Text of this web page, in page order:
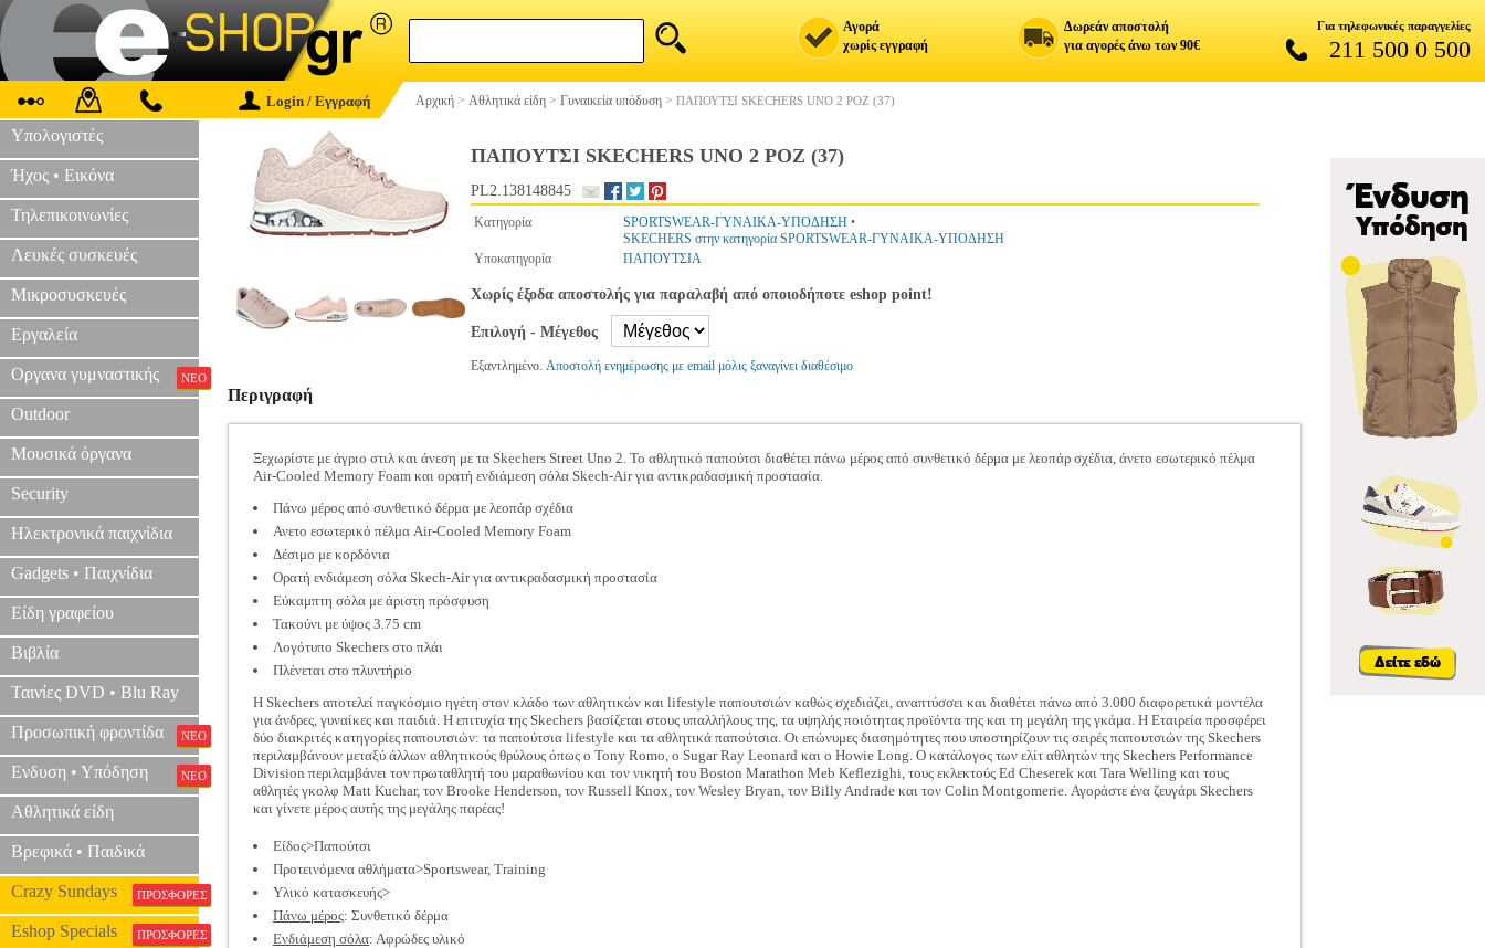
Αγορά
χωρίς εγγραφή
Δωρεάν αποστολή
για αγορές άνω των 90€
Για τηλεφωνικές παραγγελίες
211 500 0 500
Login / Εγγραφή Αρχική > Αθλητικά είδη > Γυναικεία υπόδυση > ΠΑΠΟΥΤΣΙ SKECHERS UNO 2 ΡΟΖ (37)
Υπολογιστές
Ήχος • Εικόνα
Τηλεπικοινωνίες
Λευκές συσκευές
Μικροσυσκευές
Εργαλεία
Οργανα γυμναστικής ΝΕΟ
Outdoor
Μουσικά όργανα
Security
Ηλεκτρονικά παιχνίδια
Gadgets • Παιχνίδια
Είδη γραφείου
Βιβλία
Ταινίες DVD • Blu Ray
Προσωπική φροντίδα ΝΕΟ
Ενδυση • Υπόδηση ΝΕΟ
Αθλητικά είδη
Βρεφικά • Παιδικά
Crazy Sundays ΠΡΟΣΦΟΡΕΣ
Eshop Specials ΠΡΟΣΦΟΡΕΣ
ΠΑΠΟΥΤΣΙ SKECHERS UNO 2 ΡΟΖ (37)
PL2.138148845
Κατηγορία SPORTSWEAR-ΓΥΝΑΙΚΑ-ΥΠΟΔΗΣΗ •
SKECHERS στην κατηγορία SPORTSWEAR-ΓΥΝΑΙΚΑ-ΥΠΟΔΗΣΗ
Υποκατηγορία
ΠΑΠΟΥΤΣΙΑ
Χωρίς έξοδα αποστολής για παραλαβή από οποιοδήποτε eshop point!
Επιλογή - Μέγεθος
Εξαντλημένο. Αποστολή ενημέρωσης με email μόλις ξαναγίνει διαθέσιμο
Περιγραφή
Ξεχωρίστε με άγριο στιλ και άνεση με τα Skechers Street Uno 2. Το αθλητικό παπούτσι διαθέτει πάνω μέρος από συνθετικό δέρμα με λεοπάρ σχέδια, άνετο εσωτερικό πέλμα
Air-Cooled Memory Foam και ορατή ενδιάμεση σόλα Skech-Air για αντικραδασμική προστασία.
Πάνω μέρος από συνθετικό δέρμα με λεοπάρ σχέδια
Ανετο εσωτερικό πέλμα Air-Cooled Memory Foam
Δέσιμο με κορδόνια
Ορατή ενδιάμεση σόλα Skech-Air για αντικραδασμική προστασία
Εύκαμπτη σόλα με άριστη πρόσφυση
Τακούνι με ύψος 3.75 cm
Λογότυπο Skechers στο πλάι
Πλένεται στο πλυντήριο
Η Skechers αποτελεί παγκόσμιο ηγέτη στον κλάδο των αθλητικών και lifestyle παπουτσιών καθώς σχεδιάζει, αναπτύσσει και διαθέτει πάνω από 3.000 διαφορετικά μοντέλα
για άνδρες, γυναίκες και παιδιά. Η επιτυχία της Skechers βασίζεται στους υπαλλήλους της, τα υψηλής ποιότητας προϊόντα της και τη μεγάλη της γκάμα. Η Εταιρεία προσφέρει
δύο διακριτές κατηγορίες παπουτσιών: τα παπούτσια lifestyle και τα αθλητικά παπούτσια. Οι επώνυμες διασημότητες που υποστηρίζουν τις σειρές παπουτσιών της Skechers
περιλαμβάνουν μεταξύ άλλων αθλητικούς θρύλους όπως ο Tony Romo, ο Sugar Ray Leonard και ο Howie Long. Ο κατάλογος των ελίτ αθλητών της Skechers Performance
Division περιλαμβάνει τον πρωταθλητή του μαραθωνίου και τον νικητή του Boston Marathon Meb Keflezighi, τους εκλεκτούς Ed Cheserek και Tara Welling και τους
αθλητές γκολφ Matt Kuchar, τον Brooke Henderson, τον Russell Knox, τον Wesley Bryan, τον Billy Andrade και τον Colin Montgomerie. Αγοράστε ένα ζευγάρι Skechers
και γίνετε μέρος αυτής της μεγάλης παρέας!
Είδος>Παπούτσι
Προτεινόμενα αθλήματα>Sportswear, Training
Υλικό κατασκευής>
Πάνω μέρος: Συνθετικό δέρμα
Ενδιάμεση σόλα: Αφρώδες υλικό